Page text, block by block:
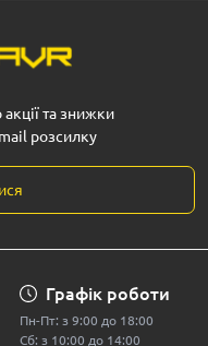
та знижки
розсилку
Графік роботи
Пн-Пт: з 9:00 до 18:00
Сб: з 10:00 до 14:00